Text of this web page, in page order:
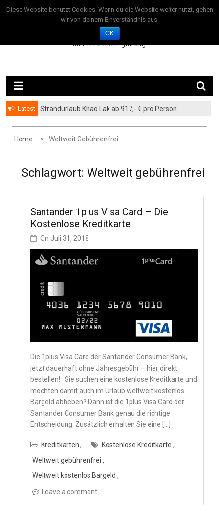
August 8, 2026
TravelOffer24.com
– hier reisen Sie günstig –
Latest Strandurlaub Khao Lak ab 917,- € pro Person
Home Weltweit Gebührenfrei
Schlagwort: Weltweit gebührenfrei
Santander 1plus Visa Card – Die
Kostenlose Kreditkarte
On Juli 31, 2018
Die 1plus Visa Card der Santander Consumer Bank,
jetzt dauerhaft ohne Jahresgebühr – hier direkt
bestellen! Sie suchen eine kostenlose Kreditkarte und
möchten damit auch im Urlaub weltweit kostenlos
Bargeld abheben? Dann ist die 1plus Visa Card der
Santander Consumer Bank genau die richtige
Entscheidung. Zusätzlich erhalten Sie eine […]
Kreditkarten
Kostenlose Kreditkarte
Weltweit gebührenfrei
Weltweit kostenlos Bargeld
Leave a comment
Diese Website benutzt Cookies. Wenn du die Website weiter nutzt, gehen
wir von deinem Einverständnis aus.
OK